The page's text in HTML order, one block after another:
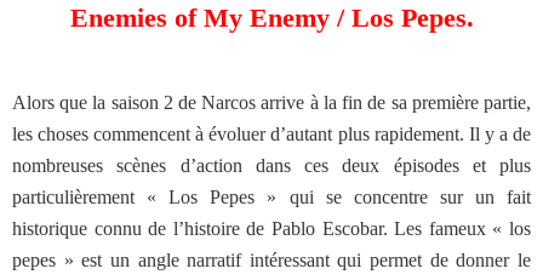
Enemies of My Enemy / Los Pepes.
Alors que la saison 2 de Narcos arrive à la fin de sa première partie,
les choses commencent à évoluer d’autant plus rapidement. Il y a de
nombreuses scènes d’action dans ces deux épisodes et plus
particulièrement « Los Pepes » qui se concentre sur un fait
historique connu de l’histoire de Pablo Escobar. Les fameux « los
pepes » est un angle narratif intéressant qui permet de donner le